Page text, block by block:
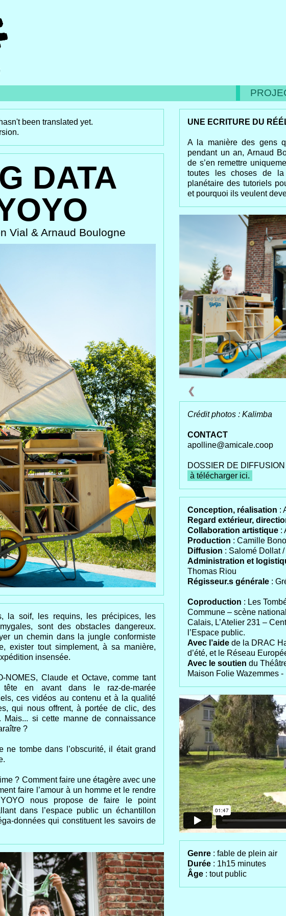
been translated yet.
DATA
Vial & Arnaud Boulogne
la soif, les requins, les précipices, les
sont des obstacles dangereux.
un chemin dans la jungle conformiste
exister tout simplement, à sa manière,
insensée.
NOMES, Claude et Octave, comme tant
tête en avant dans le raz-de-marée
ces vidéos au contenu et à la qualité
qui nous offrent, à portée de clic, des
Mais... si cette manne de connaissance
?
ne tombe dans l’obscurité, il était grand
? Comment faire une étagère avec une
faire l’amour à un homme et le rendre
nous propose de faire le point
dans l’espace public un échantillon
données qui constituent les savoirs de
UNE ECRITURE DU
A la manière des gens
pendant un an, Arnaud
de s’en remettre
toutes les choses de
planétaire des tutoriels
et pourquoi ils veulent
❮
Crédit photos : Kalimba
CONTACT
apolline@amicale.coop
DOSSIER DE DIFFUSION
à télécharger ici.
Conception, réalisation :
Regard extérieur,
Collaboration artistique :
Production : Camille
Diffusion : Salomé Dollat
Administration et
Thomas Riou
Régisseur.s générale :
Coproduction : Les
Commune – scène
Calais, L’Atelier 231 –
l’Espace public.
Avec l’aide de la DRAC
d’été, et le Réseau
Avec le soutien du
Maison Folie Wazemmes -
Genre : fable de plein air
Durée : 1h15 minutes
Âge : tout public